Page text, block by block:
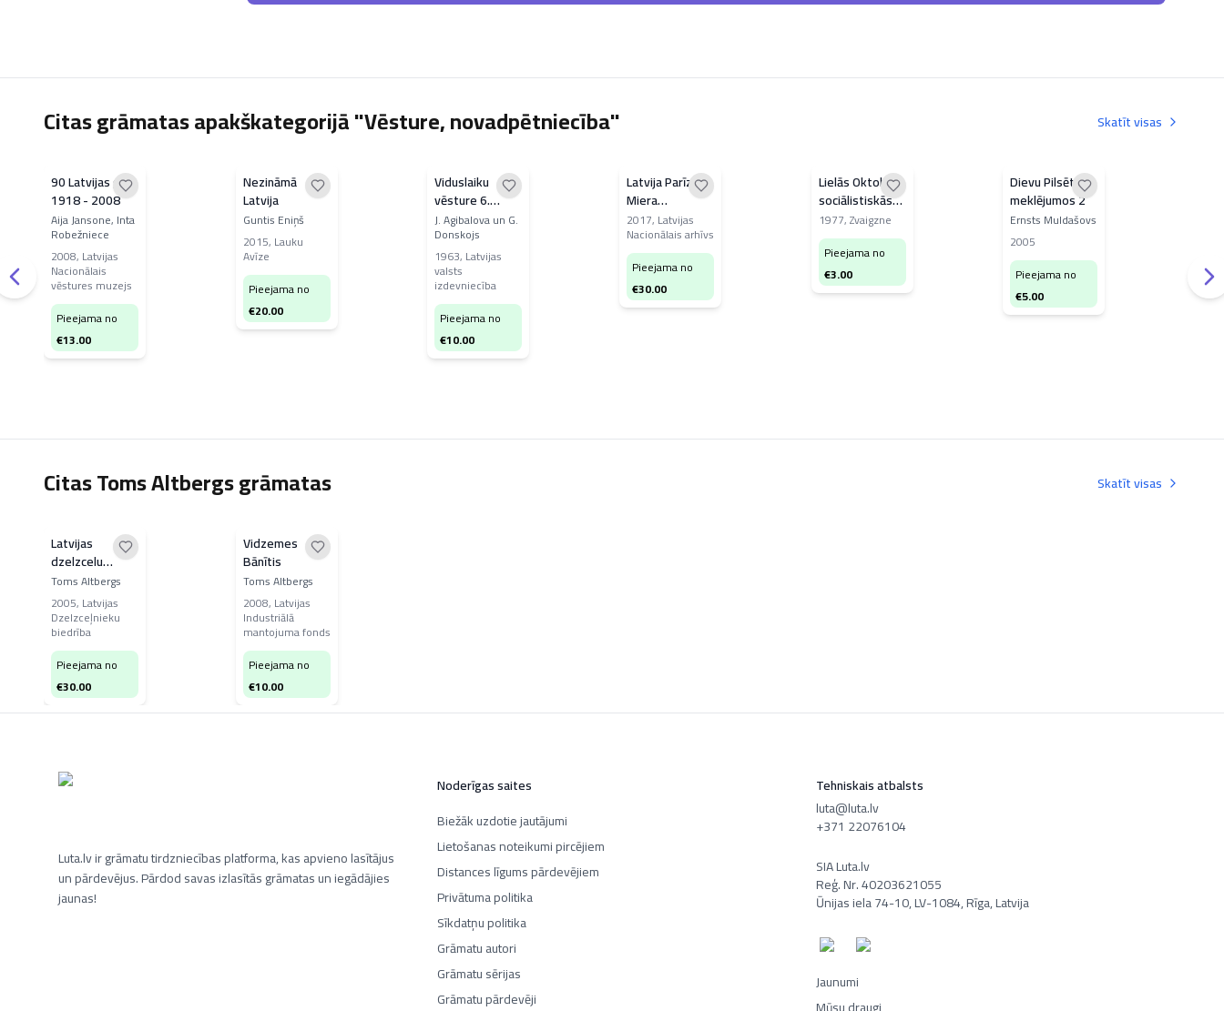
Citas grāmatas apakškategorijā "Vēsture, novadpētniecība" Skatīt visas
90 Latvijas gadi
1918 - 2008
Aija Jansone, Inta
Robežniece
2008, Latvijas
Nacionālais
vēstures muzejs
Pieejama no
€13.00
Nezināmā
Latvija
Guntis Eniņš
2015, Lauku
Avīze
Pieejama no
€20.00
Viduslaiku
vēsture 6.
klasei
J. Agibalova un G.
Donskojs
1963, Latvijas
valsts
izdevniecība
Pieejama no
€10.00
Latvija Parīzes
Miera
konferencē
1919 gadā
2017, Latvijas
Nacionālais arhīvs
Pieejama no
€30.00
Lielās Oktobra
sociālistiskās
revolūcijas 60.
gadadienai un
Padomju
Latvijas 37.
gadskārtai
1977,Zvaigzne
Pieejama no
€3.00
Dievu Pilsētas
meklējumos 2
Ernsts Muldašovs
2005
Pieejama no
€5.00
Citas Toms Altbergs grāmatas Skatīt visas
Latvijas
dzelzcelu
lokomotives.
Toms Altbergs
2005, Latvijas
Dzelzceļnieku
biedrība
Pieejama no
€30.00
Vidzemes
Bānītis
Toms Altbergs
2008, Latvijas
Industriālā
mantojuma fonds
Pieejama no
€10.00
Luta.lv ir grāmatu tirdzniecības platforma, kas apvieno lasītājus
un pārdevējus. Pārdod savas izlasītās grāmatas un iegādājies
jaunas!
Noderīgas saites
Biežāk uzdotie jautājumi
Lietošanas noteikumi pircējiem
Distances līgums pārdevējiem
Privātuma politika
Sīkdatņu politika
Grāmatu autori
Grāmatu sērijas
Grāmatu pārdevēji
Tehniskais atbalsts
luta@luta.lv
+371 22076104
SIA Luta.lv
Reģ. Nr. 40203621055
Ūnijas iela 74-10, LV-1084, Rīga, Latvija
Jaunumi